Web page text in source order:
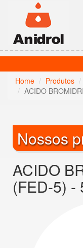
Home Produtos
ACIDO
Nossos
ACIDO
(FED-5) -